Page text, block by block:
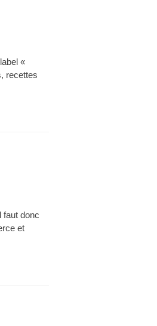
«
recettes
faut donc
et